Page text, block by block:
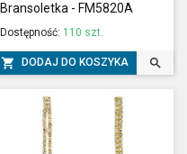
Bransoletka - FM5820A
Dostępność: 110 szt.
 DODAJ DO KOSZYKA 